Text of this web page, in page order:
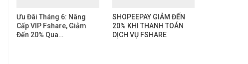
Ưu Đãi Tháng 6: Nâng
Cấp VIP Fshare, Giảm
Đến 20% Qua…
SHOPEEPAY GIẢM ĐẾN
20% KHI THANH TOÁN
DỊCH VỤ FSHARE